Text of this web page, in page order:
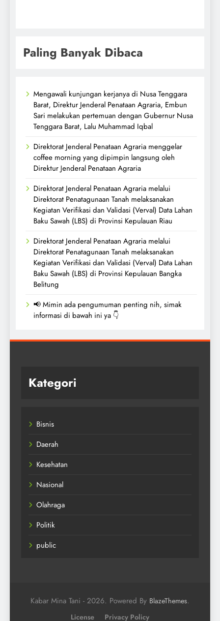
Paling Banyak Dibaca
Mengawali kunjungan kerjanya di Nusa Tenggara
Barat, Direktur Jenderal Penataan Agraria, Embun
Sari melakukan pertemuan dengan Gubernur Nusa
Tenggara Barat, Lalu Muhammad Iqbal
Direktorat Jenderal Penataan Agraria menggelar
coffee morning yang dipimpin langsung oleh
Direktur Jenderal Penataan Agraria
Direktorat Jenderal Penataan Agraria melalui
Direktorat Penatagunaan Tanah melaksanakan
Kegiatan Verifikasi dan Validasi (Verval) Data Lahan
Baku Sawah (LBS) di Provinsi Kepulauan Riau
Direktorat Jenderal Penataan Agraria melalui
Direktorat Penatagunaan Tanah melaksanakan
Kegiatan Verifikasi dan Validasi (Verval) Data Lahan
Baku Sawah (LBS) di Provinsi Kepulauan Bangka
Belitung
📢 Mimin ada pengumuman penting nih, simak
informasi di bawah ini ya 👇
Kategori
Bisnis
Daerah
Kesehatan
Nasional
Olahraga
Politik
public
Kabar Mina Tani - 2026. Powered By BlazeThemes.
License Privacy Policy